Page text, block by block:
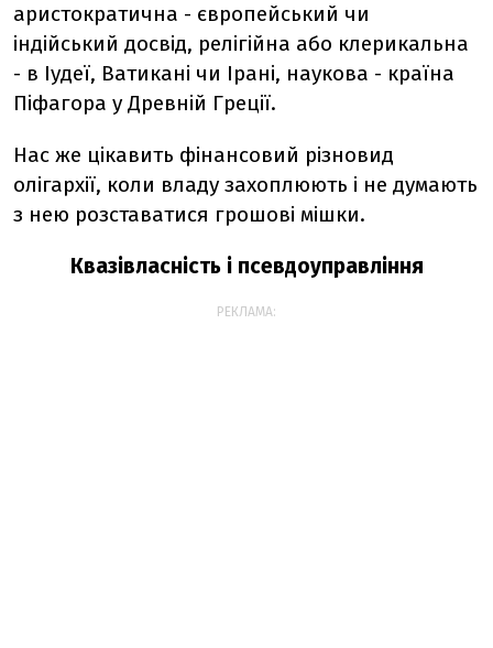
аристократична - європейський чи
індійський досвід, релігійна або клерикальна
- в Іудеї, Ватикані чи Ірані, наукова - країна
Піфагора у Древній Греції.
Нас же цікавить фінансовий різновид
олігархії, коли владу захоплюють і не думають
з нею розставатися грошові мішки.
Квазівласність і псевдоуправління
РЕКЛАМА: